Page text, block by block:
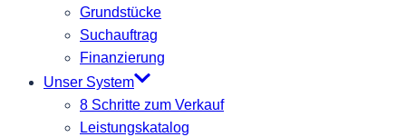
Grundstücke
Suchauftrag
Finanzierung
Unser System
8 Schritte zum Verkauf
Leistungskatalog